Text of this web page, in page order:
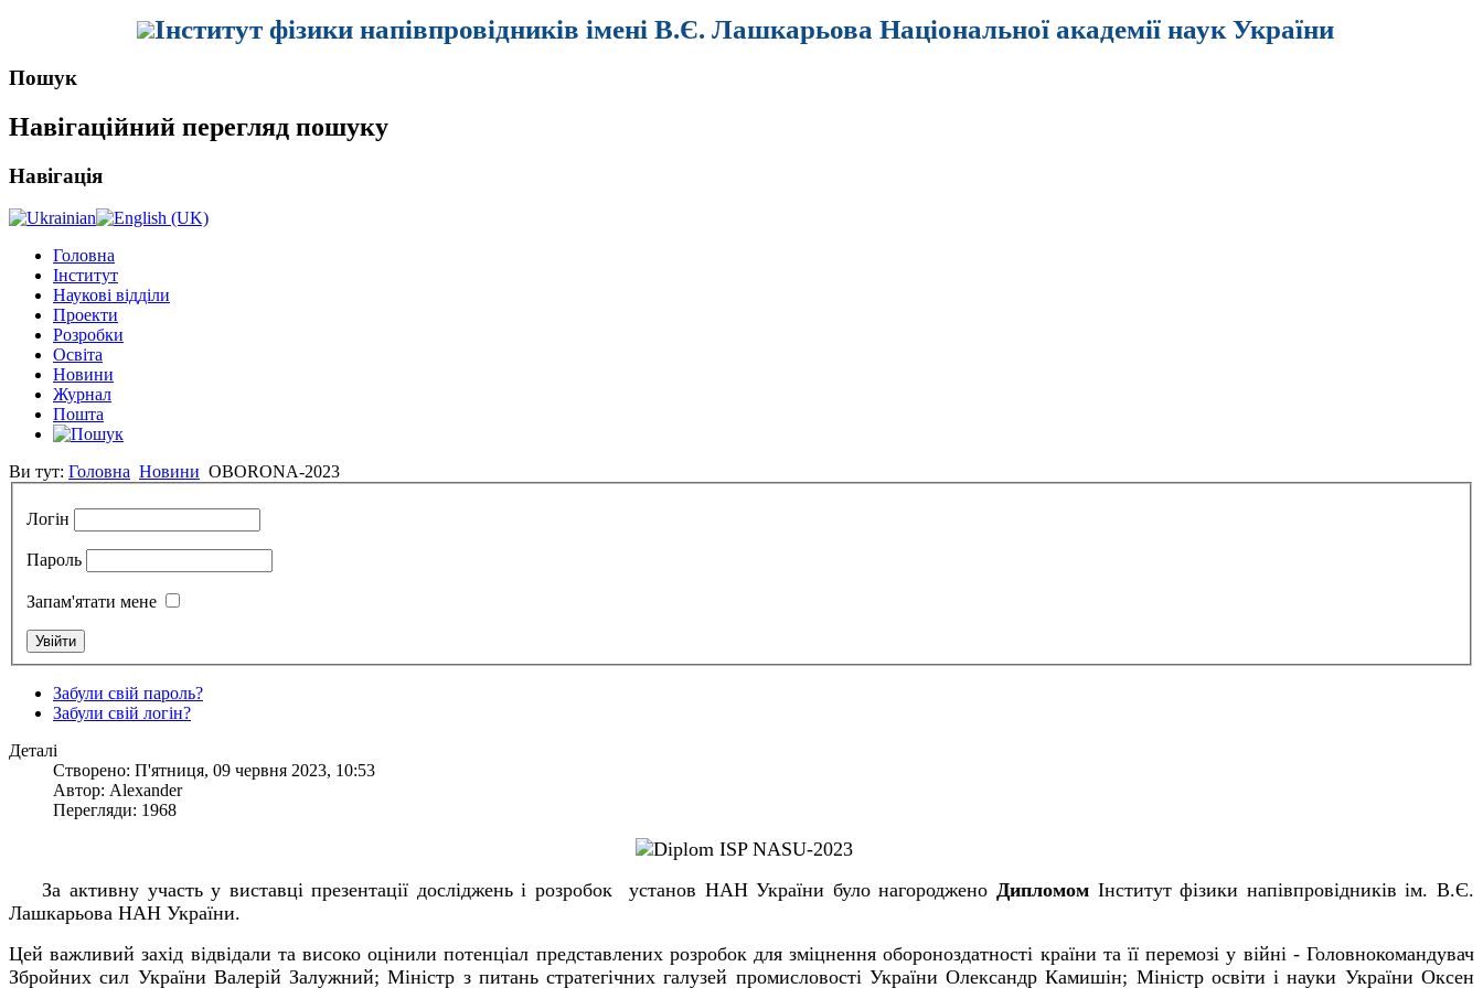
Інститут фізики напівпровідників імені В.Є. Лашкарьова Національної академії наук України
Пошук
Навігаційний перегляд пошуку
Навігація
Головна
Інститут
Наукові відділи
Проекти
Розробки
Освіта
Новини
Журнал
Пошта
Ви тут: Головна Новини OBORONA-2023
Логін
Пароль
Запам'ятати мене
Забули свій пароль?
Забули свій логін?
Деталі
Створено: П'ятниця, 09 червня 2023, 10:53
Автор: Alexander
Перегляди: 1968
За активну участь у виставці презентації досліджень і розробок установ НАН України було нагороджено Дипломом Інститут фізики напівпровідників ім. В.Є.
Лашкарьова НАН України.
Цей важливий захід відвідали та високо оцінили потенціал представлених розробок для зміцнення обороноздатності країни та її перемозі у війні - Головнокомандувач
Збройних сил України Валерій Залужний; Міністр з питань стратегічних галузей промисловості України Олександр Камишін; Міністр освіти і науки України Оксен